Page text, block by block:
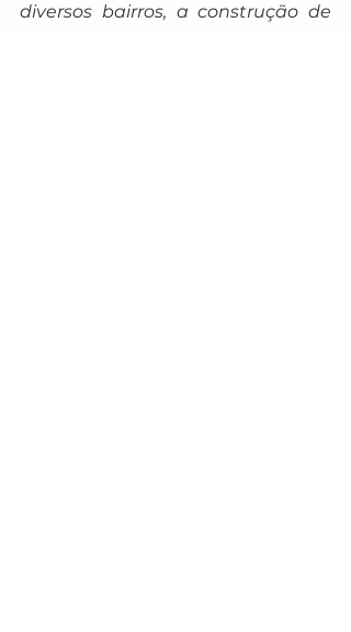
diversos bairros, a construção de